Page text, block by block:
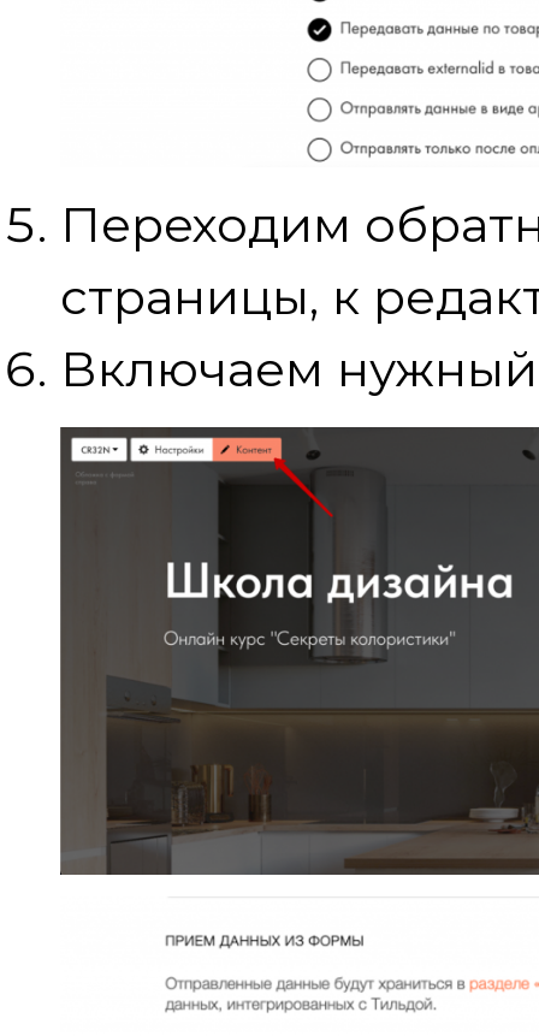
Переходим
страницы, к
Включаем